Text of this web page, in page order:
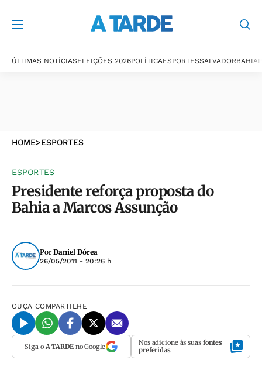
ÚLTIMAS NOTÍCIASELEIÇÕES 2026POLÍTICAESPORTESSALVADORBAHIA
HOME>ESPORTES
ESPORTES
Presidente reforça proposta do
Bahia a Marcos Assunção
Por Daniel Dórea
26/05/2011 - 20:26 h
OUÇA COMPARTILHE
Siga o A TARDEno Google Nos adicione às suas fontes
preferidas